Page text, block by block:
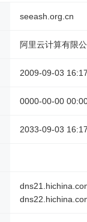
seeash.org.cn
阿里云计算有限
2009-09-03
0000-00-00
2033-09-03